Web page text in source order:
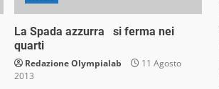
La Spada azzurra si ferma nei
quarti
Redazione Olympialab
11 Agosto
2013